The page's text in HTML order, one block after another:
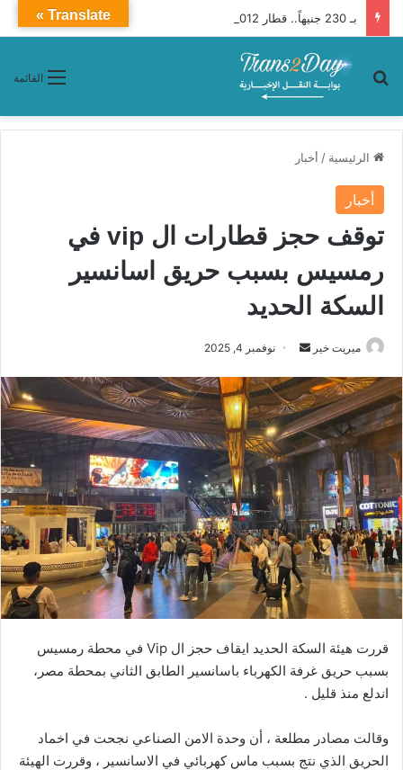
بـ 230 جنيهاً.. قطار 1012 روسى مكيف «القاهرة ـ قوص» (تفاصيل)
القائمة بحث عن
الرئيسية / أخبار
أخبار
توقف حجز قطارات ال vip في
رمسيس بسبب حريق اسانسير
السكة الحديد
ميريت خير
س
ل
ب
ر
د
ا
إ
ل
ك
و
ن
نوفمبر 4, 2025
قررت هيئة السكة الحديد ايقاف حجز ال Vip في محطة رمسيس
بسبب حريق غرفة الكهرباء باسانسير الطابق الثاني بمحطة مصر،
اندلع منذ قليل .
وقالت مصادر مطلعة ، أن وحدة الامن الصناعي نجحت في اخماد
الحريق الذي نتج بسبب ماس كهربائي في الاسانسير ، وقررت الهيئة
Translate »